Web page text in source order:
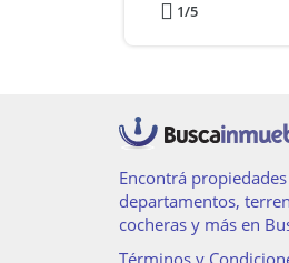
1/5
Encontrá
departamentos,
cocheras y más en
Términos y